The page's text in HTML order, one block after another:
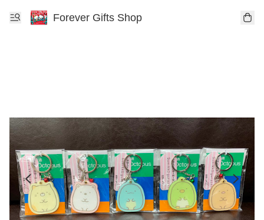
Forever Gifts Shop